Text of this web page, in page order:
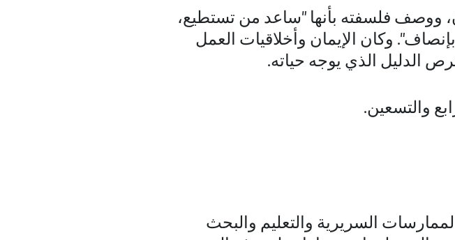
ووصف فلسفته بأنها "ساعد من تستطيع،
وكان الإيمان وأخلاقيات العمل
الدليل الذي يوجه حياته.
السريرية والتعليم والبحث